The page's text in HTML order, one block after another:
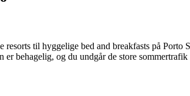
til hyggelige bed and breakfasts på
er behagelig, og du undgår de store sommertrafik